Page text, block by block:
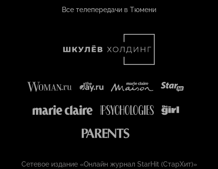
Все телепередачи в Тюмени
Сетевое издание «Онлайн журнал StarHit (СтарХит)»